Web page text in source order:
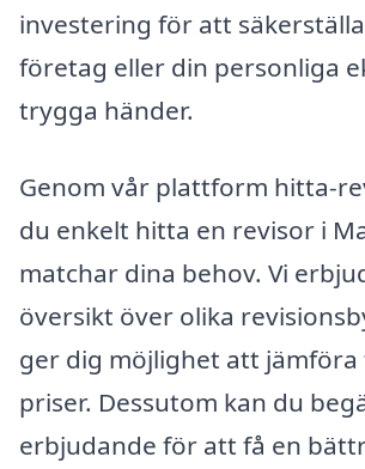
investering för att
företag eller din personliga
trygga händer.
Genom vår plattform hitta-
du enkelt hitta en revisor i
matchar dina behov. Vi
översikt över olika
ger dig möjlighet att jämföra
priser. Dessutom kan du
erbjudande för att få en